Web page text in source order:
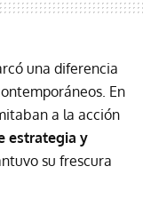
una diferencia
En
a la acción
estrategia y
su frescura